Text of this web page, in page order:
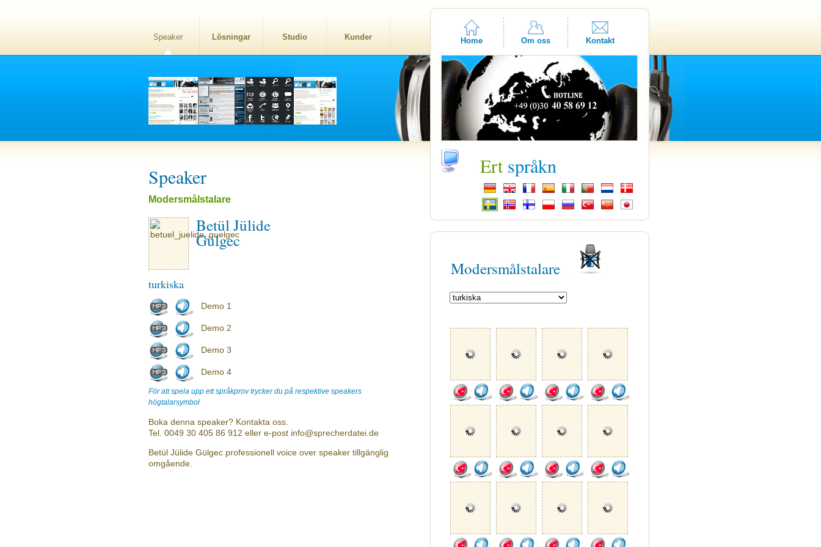
Speaker Lösningar Studio Kunder Home Om oss Kontakt
Speaker
Modersmålstalare
Betül Jülide
Gülgec
turkiska
Demo 1
Demo 2
Demo 3
Demo 4
För att spela upp ett språkprov trycker du på respektive speakers
högtalarsymbol
Boka denna speaker? Kontakta oss.
Tel. 0049 30 405 86 912 eller e-post info@sprecherdatei.de
Betül Jülide Gülgec professionell voice over speaker tillgänglig
omgående.
Ert språkn
Modersmålstalare